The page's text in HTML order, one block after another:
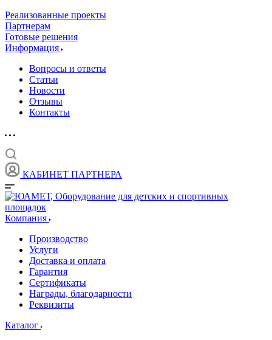
Реализованные проекты
Партнерам
Готовые решения
Информация
Вопросы и ответы
Статьи
Новости
Отзывы
Контакты
КАБИНЕТ ПАРТНЕРА
Компания
Производство
Услуги
Доставка и оплата
Гарантия
Сертификаты
Награды, благодарности
Реквизиты
Каталог